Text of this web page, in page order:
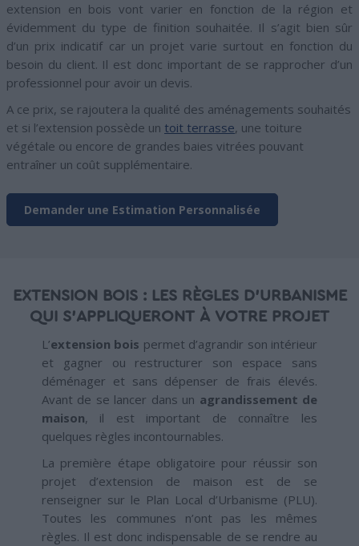
extension en bois vont varier en fonction de la région et
évidemment du type de finition souhaitée. Il s’agit bien sûr
d’un prix indicatif car un projet varie surtout en fonction du
besoin du client. Il est donc important de se rapprocher d’un
professionnel pour avoir un devis.
A ce prix, se rajoutera la qualité des aménagements souhaités
et si l’extension possède un toit terrasse, une toiture
végétale ou encore de grandes baies vitrées pouvant
entraîner un coût supplémentaire.
Demander une Estimation Personnalisée
EXTENSION BOIS : LES RÈGLES D’URBANISME
QUI S’APPLIQUERONT À VOTRE PROJET
L’extension bois permet d’agrandir son intérieur
et gagner ou restructurer son espace sans
déménager et sans dépenser de frais élevés.
Avant de se lancer dans un agrandissement de
maison, il est important de connaître les
quelques règles incontournables.
La première étape obligatoire pour réussir son
projet d’extension de maison est de se
renseigner sur le Plan Local d’Urbanisme (PLU).
Toutes les communes n’ont pas les mêmes
règles. Il est donc indispensable de se rendre au